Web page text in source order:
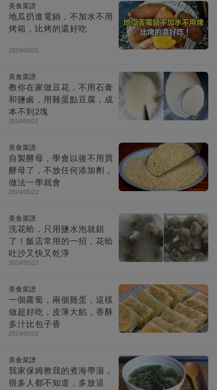
美食菜譜
地瓜扔進電鍋，不加水不用
烤箱，比烤的還好吃
2024/05/22
美食菜譜
教你在家做豆花，不用石膏
和鹽鹵，用雞蛋點豆腐，成
本不到2塊
2024/05/22
美食菜譜
自製酵母，學會以後不用買
酵母了，不放任何添加劑，
做法一學就會
2024/05/22
美食菜譜
洗花蛤，只用鹽水泡就錯
了！飯店常用的一招，花蛤
吐沙又快又乾淨
2024/05/22
美食菜譜
一個蘿蔔，兩個雞蛋，這樣
做超好吃，皮薄大餡，香酥
多汁比包子香
2024/05/22
美食菜譜
我家保姆教我的煮海帶湯，
很多人都不知道，多放這